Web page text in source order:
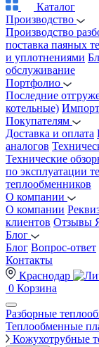
Каталог
Производство
Производство
поставка паяных
и уплотнениями
обслуживание
Портфолио
Последние
котельные)
Покупателям
Доставка и оплата
аналогов
Технические
по эксплуатации
теплообменников
О компании
О компании
клиентов Отзывы
Блог
Блог Вопрос-ответ
Контакты
Краснодар
0 Корзина
Разборные
Теплообменные
Кожухотрубные